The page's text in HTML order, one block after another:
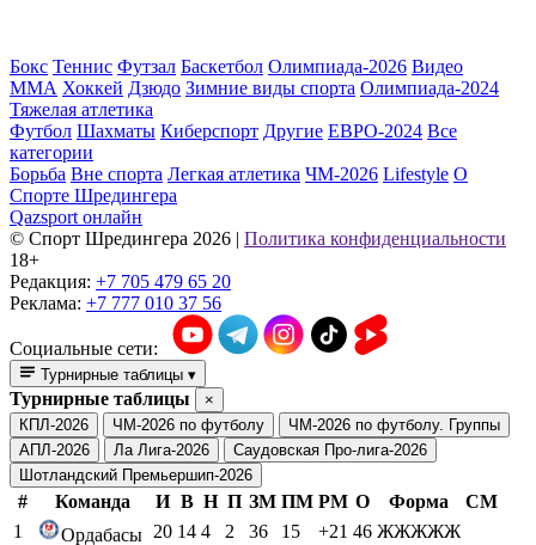
Бокс Теннис Футзал Баскетбол Олимпиада-2026 Видео
ММА Хоккей Дзюдо Зимние виды спорта Олимпиада-2024
Тяжелая атлетика
Футбол Шахматы Киберспорт Другие ЕВРО-2024 Все
категории
Борьба Вне спорта Легкая атлетика ЧМ-2026 Lifestyle О
Спорте Шредингера
Qazsport онлайн
© Cпорт Шредингера 2026 | Политика конфиденциальности
18+
Редакция: +7 705 479 65 20
Реклама: +7 777 010 37 56
Социальные сети:
Турнирные таблицы ▾
Турнирные таблицы
×
КПЛ-2026
ЧМ-2026 по футболу
ЧМ-2026 по футболу. Группы
АПЛ-2026
Ла Лига-2026
Саудовская Про-лига-2026
Шотландский Премьершип-2026
# Команда И В Н П ЗМ ПМ РМ О Форма
СМ
1
Ордабасы 20 14 4 2 36 15 +21 46 ЖЖЖЖЖ